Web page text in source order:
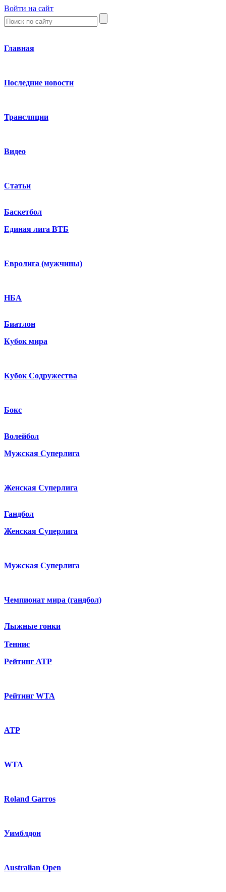
Войти на сайт
Главная
Последние новости
Трансляции
Видео
Статьи
Баскетбол
Единая лига ВТБ
Евролига (мужчины)
НБА
Биатлон
Кубок мира
Кубок Содружества
Бокс
Волейбол
Мужская Суперлига
Женская Суперлига
Гандбол
Женская Суперлига
Мужская Суперлига
Чемпионат мира (гандбол)
Лыжные гонки
Теннис
Рейтинг ATP
Рейтинг WTA
ATP
WTA
Roland Garros
Уимблдон
Australian Open